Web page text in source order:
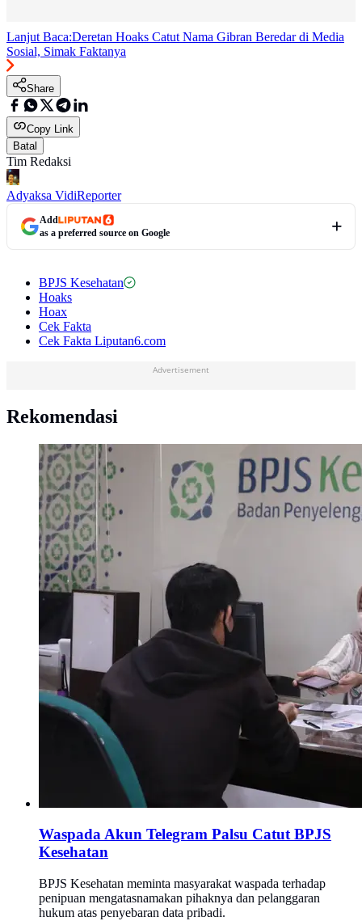
Lanjut Baca:Deretan Hoaks Catut Nama Gibran Beredar di Media
Sosial, Simak Faktanya
Share
Copy Link
Batal
Tim Redaksi
Adyaksa VidiReporter
Add
as a preferred source on Google
BPJS Kesehatan
Hoaks
Hoax
Cek Fakta
Cek Fakta Liputan6.com
Advertisement
Rekomendasi
Waspada Akun Telegram Palsu Catut BPJS
Kesehatan
BPJS Kesehatan meminta masyarakat waspada terhadap
penipuan mengatasnamakan pihaknya dan pelanggaran
hukum atas penyebaran data pribadi.